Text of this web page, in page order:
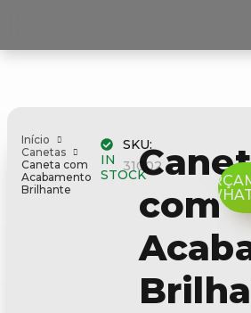
Início
Canetas
Caneta com
Acabamento
Brilhante
IN
STOCK
SKU:
31002
com